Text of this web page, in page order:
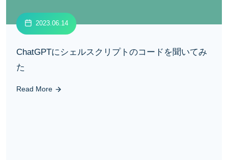
2023.06.14
ChatGPTにシェルスクリプトのコードを聞いてみ
た
Read More